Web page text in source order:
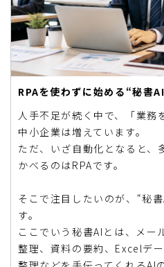
RPAを使わずに始める“秘書
人手不足が続く中で、「業務
中小企業は増えています。
ただ、いざ自動化となると、
かべるのはRPAです。
そこで注目したいのが、“秘
す。
ここでいう秘書AIとは、メー
整理、資料の要約、Excelデ